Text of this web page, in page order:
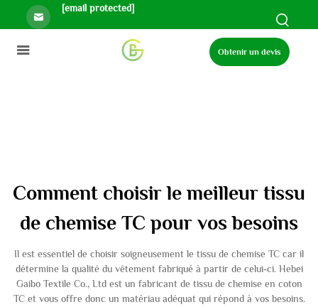
[email protected]
Obtenir un devis
Comment choisir le meilleur tissu
de chemise TC pour vos besoins
Il est essentiel de choisir soigneusement le tissu de chemise TC car il
détermine la qualité du vêtement fabriqué à partir de celui-ci. Hebei
Gaibo Textile Co., Ltd est un fabricant de tissu de chemise en coton
TC et vous offre donc un matériau adéquat qui répond à vos besoins.